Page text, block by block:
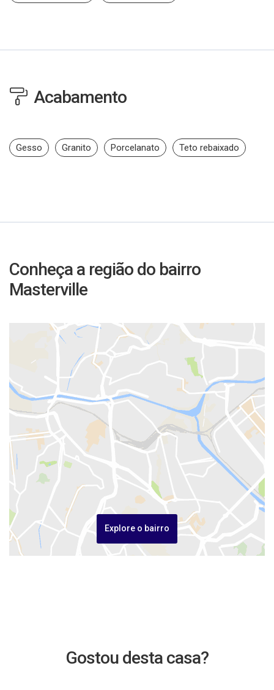
Acabamento
Gesso Granito Porcelanato Teto rebaixado
Conheça a região do bairro
Masterville
Explore o bairro
Gostou desta casa?